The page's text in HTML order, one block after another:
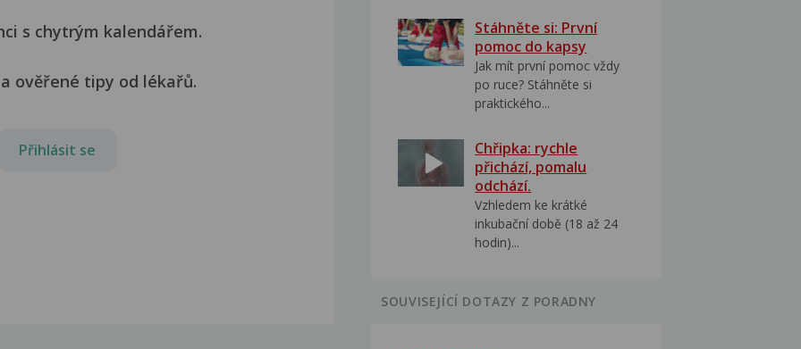
s chytrým kalendářem.
ověřené tipy od lékařů.
Přihlásit se
Stáhněte si: První
pomoc do kapsy
Jak mít první pomoc vždy
po ruce? Stáhněte si
praktického...
Chřipka: rychle
přichází, pomalu
odchází.
Vzhledem ke krátké
inkubační době (18 až 24
hodin)...
SOUVISEJÍCÍ DOTAZY Z PORADNY